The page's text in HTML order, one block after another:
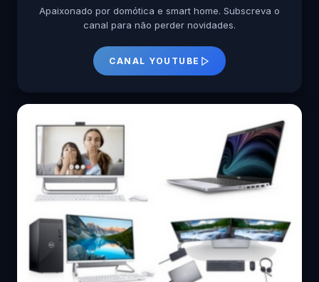
Apaixonado por domótica e smart home. Subscreva o
canal para não perder novidades.
CANAL YOUTUBE